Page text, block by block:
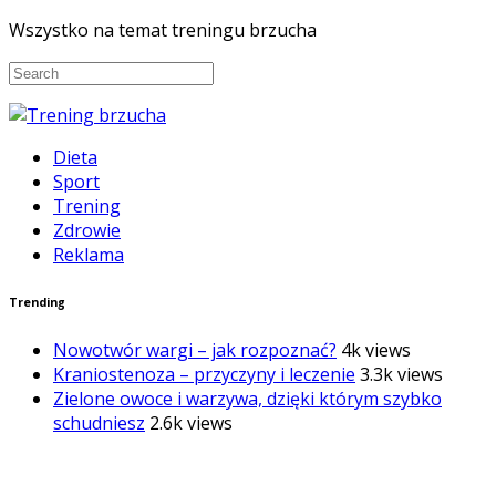
Wszystko na temat treningu brzucha
Dieta
Sport
Trening
Zdrowie
Reklama
Trending
Nowotwór wargi – jak rozpoznać? 4k views
Kraniostenoza – przyczyny i leczenie 3.3k views
Zielone owoce i warzywa, dzięki którym szybko
schudniesz 2.6k views